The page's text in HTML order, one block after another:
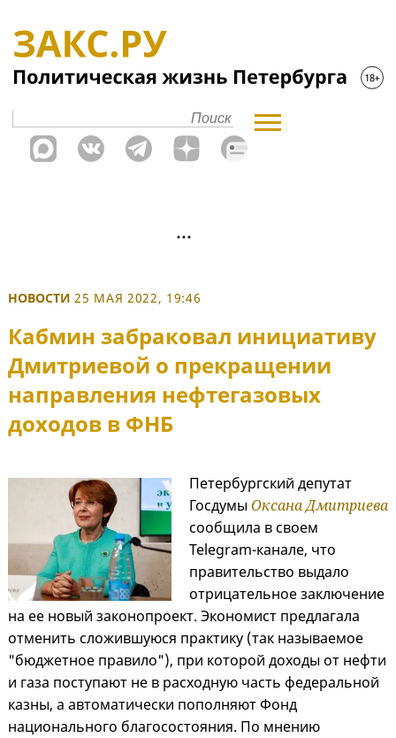
НОВОСТИ 25 МАЯ 2022, 19:46
Кабмин забраковал инициативу
Дмитриевой о прекращении
направления нефтегазовых
доходов в ФНБ
Петербургский депутат
ГосдумыОксана Дмитриева
сообщила в своем
Telegram-канале, что
правительство выдало
отрицательное заключение
на ее новый законопроект. Экономист предлагала
отменить сложившуюся практику (так называемое
"бюджетное правило"), при которой доходы от нефти
и газа поступают не в расходную часть федеральной
казны, а автоматически пополняют Фонд
национального благосостояния. По мнению